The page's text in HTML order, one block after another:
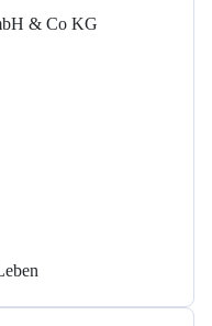
& Co KG